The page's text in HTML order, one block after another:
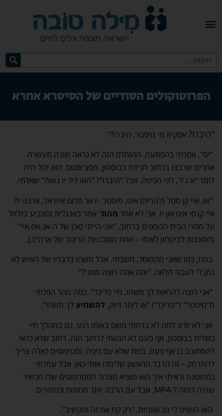
הפרוטוקולים הסודיים של הסיטרא אחרא
"היברו? אסקיוז מי מיסטר, היברו?"
"יס", אמרתי בהפתעה. ההומלס הזה לא נראה שונה מעשרה
אחרים שרבצו ברחוב הנידח בבוסטון, מסצ'וסטס. הוא יכול היה
לומר "א ג'וּ", לפי הכיפה. אבל "היברו"? "האו דיד יו נואו?" שאלתי.
"או, איי קן סמֶל (להריח) איט, מיסטר. יו אר פרום איזראל, ארנט יו?
איי קן סי איט און יו. אני לא אחד מהם" אמר באנגלית והצביע בזלזול
על חסרי הבית הנוספים ברחוב. "אני הייתי סוכן של ה-אנ.אס.איי"
(הסוכנות לביטחון לאומי – אחת מסוכנויות הריגול של ארה"ב).
בטח, כמו שאני מהמוסד, חשבתי. אבל משהו בדבריו של האיש לא
נתן לי לעבור הלאה. "ומה אתה רוצה ממני?"
"אני רוצה להראות לך משהו, מיי פרינד". כמה מהר הפכתי
מ"מיסטר" ל"פרינד"! "או ליתר דיוק, להשמיע לך משהו".
אני לא יודע למה לא ברחתי משם באותו רגע. גם במהלך חיי
כשליח בבוסטון, אף פעם לא הגעתי לרחוב הזה, רחוב שלא כדאי
להסתובב בו אף פעם, בטח שלא עם כיפה. ומטיפוסים כאלה צריך
להתרחק – זה הדבר הראשון שלימדו אותי כאן. אבל עמדתי
כמהופנט וראיתי איך הוא מוציא מצרור הסמרטוטים שלו מכשיר
שהיה דומה ל-MP4, אבל עם הרבה יותר מחוגות וכפתורים.
הוא הושיט לי זוג אוזניות. "רק קח את זה ותקשיב".